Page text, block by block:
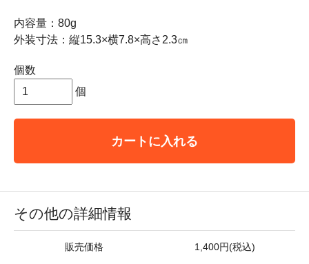
内容量：80g
外装寸法：縦15.3×横7.8×高さ2.3㎝
個数
個
カートに入れる
その他の詳細情報
販売価格 1,400円(税込)